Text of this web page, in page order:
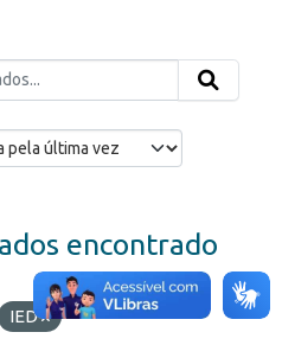
encontrado
IED